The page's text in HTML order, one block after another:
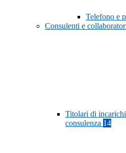
Telefono e
Consulenti e
Titolari di
consulenza 14